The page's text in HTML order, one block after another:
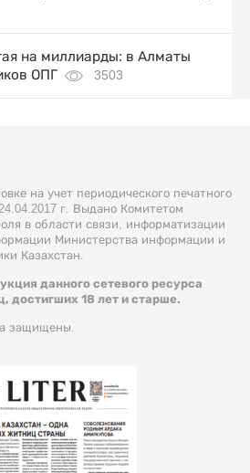
на миллиарды: в Алматы
ОПГ
3503
на учет периодического печатного
г. Выдано Комитетом
в области связи, информатизации
Министерства информации и
Казахстан.
данного сетевого ресурса
достигших 18 лет и старше.
защищены.